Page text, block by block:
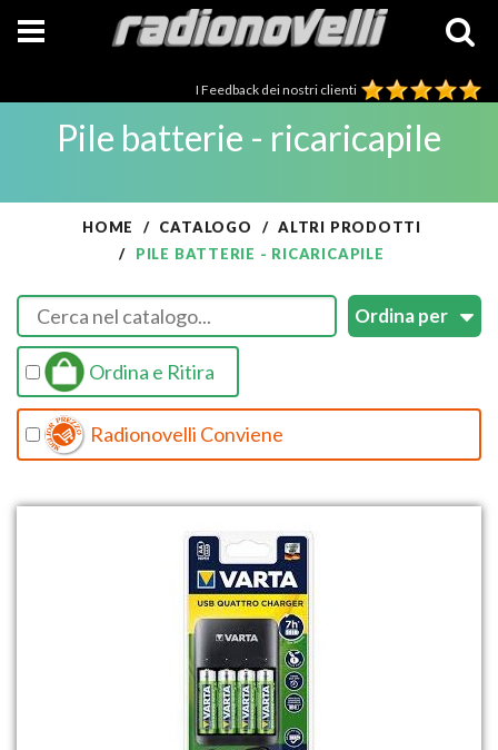
I Feedback dei nostri clienti
Pile batterie - ricaricapile
HOME CATALOGO
ALTRI PRODOTTI
PILE BATTERIE - RICARICAPILE
Ordina e Ritira
Radionovelli Conviene